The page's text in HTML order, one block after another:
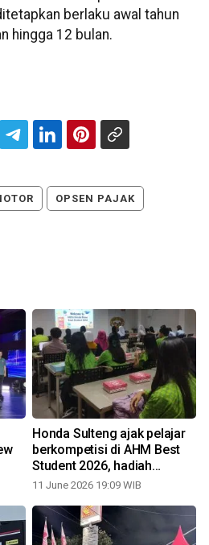
berlaku awal tahun
hingga 12 bulan.
OPSEN PAJAK
Honda Sulteng ajak pelajar
berkompetisi di AHM Best
Student 2026, hadiah
ratusan juta rupiah dan
disiapkan
11 June 2026 19:09 WIB